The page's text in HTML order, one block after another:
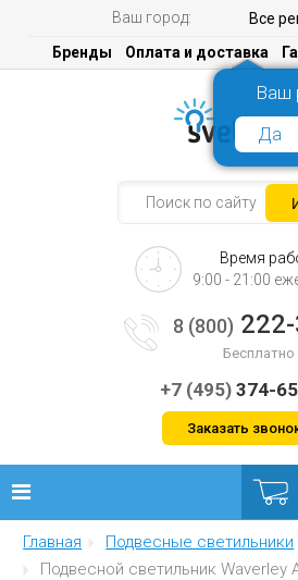
Ваш город: Все
Ваш
Да
Бренды Оплата и доставка
Время
9:00 - 21:00
8 (800)
Бесплатно
+7 (495) 374-
Заказать
Люстры
Главная
Подвесные светильники
Подвесной светильник Waverley